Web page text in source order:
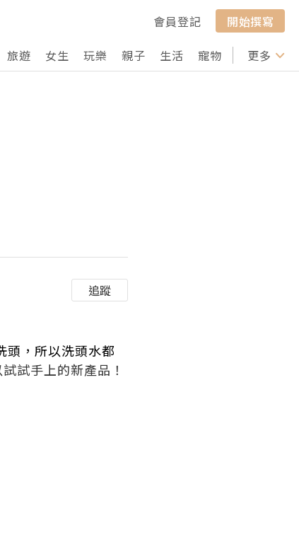
會員登記
開始撰寫
旅遊 女生 玩樂 親子 生活 寵物 行山 打卡
更多
追蹤
頭，所以洗頭水都
試手上的新產品！